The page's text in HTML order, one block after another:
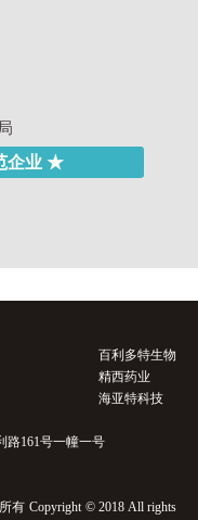
企业 ★
百利多特生物
精西药业
海亚特科技
路161号一幢一号
Copyright © 2018 All rights